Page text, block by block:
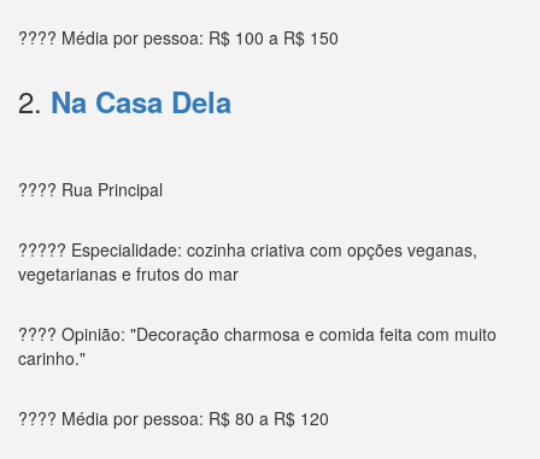
???? Média por pessoa: R$ 100 a R$ 150
2. Na Casa Dela
???? Rua Principal
????? Especialidade: cozinha criativa com opções veganas,
vegetarianas e frutos do mar
???? Opinião: "Decoração charmosa e comida feita com muito
carinho."
???? Média por pessoa: R$ 80 a R$ 120